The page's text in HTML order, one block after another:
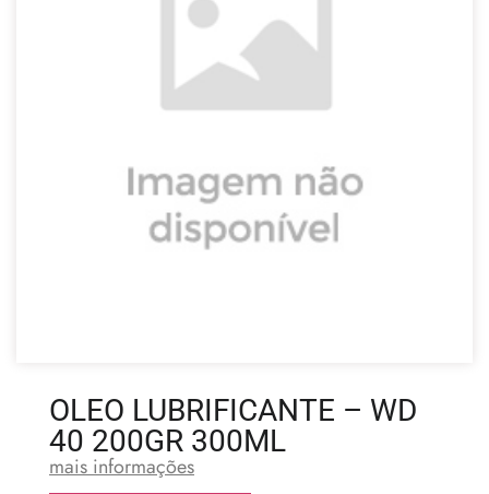
OLEO LUBRIFICANTE – WD
40 200GR 300ML
mais informações